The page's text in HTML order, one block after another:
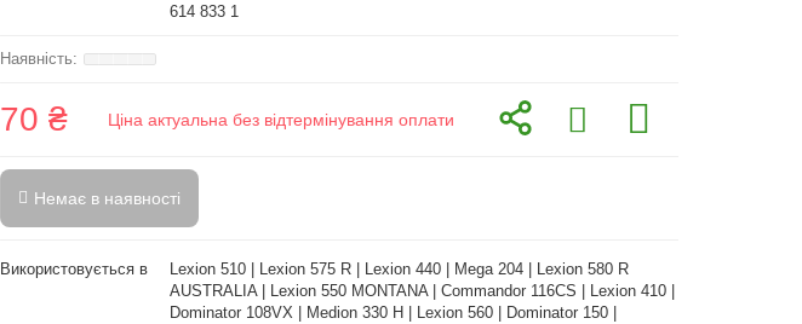
614 833 1
70 ₴ Ціна актуальна без відтермінування оплати
Немає в наявності
Використовується в
Lexion 510 | Lexion 575 R | Lexion 440 | Mega 204 | Lexion 580 R
AUSTRALIA | Lexion 550 MONTANA | Commandor 116CS | Lexion 410 |
Dominator 108VX | Medion 330 H | Lexion 560 | Dominator 150 |